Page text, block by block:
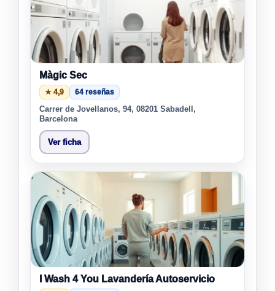
Màgic Sec
★ 4,9 64 reseñas
Carrer de Jovellanos, 94, 08201 Sabadell,
Barcelona
Ver ficha
I Wash 4 You Lavandería Autoservicio